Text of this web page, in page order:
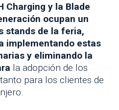
Charging y la Blade
ocupan un
stands de la feria,
implementando estas
y eliminando la
la adopción de los
para los clientes de